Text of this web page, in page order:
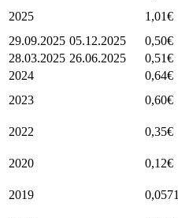
2025
1,01€
29.09.2025 05.12.2025 0,50€
28.03.2025 26.06.2025 0,51€
2024
0,64€
2023
0,60€
2022 0,35€
2020 0,12€
2019 0,0571